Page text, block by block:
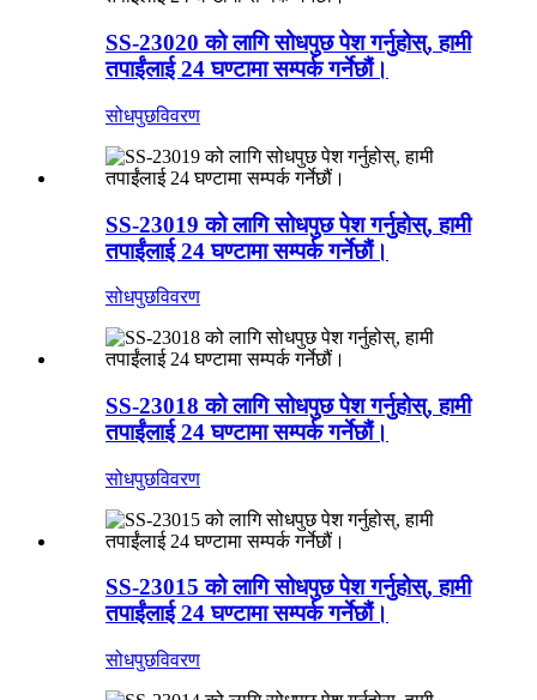
SS-23020 को लागि सोधपुछ पेश गर्नुहोस्, हामी
तपाईंलाई 24 घण्टामा सम्पर्क गर्नेछौं।
सोधपुछविवरण
SS-23019 को लागि सोधपुछ पेश गर्नुहोस्, हामी
तपाईंलाई 24 घण्टामा सम्पर्क गर्नेछौं।
सोधपुछविवरण
SS-23018 को लागि सोधपुछ पेश गर्नुहोस्, हामी
तपाईंलाई 24 घण्टामा सम्पर्क गर्नेछौं।
सोधपुछविवरण
SS-23015 को लागि सोधपुछ पेश गर्नुहोस्, हामी
तपाईंलाई 24 घण्टामा सम्पर्क गर्नेछौं।
सोधपुछविवरण